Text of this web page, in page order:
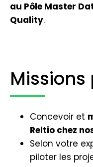
au Pôle Master
Quality.
Concevoir et
Reltio chez
Selon votre
piloter les